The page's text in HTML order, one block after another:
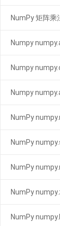
NumPy 矩阵乘
Numpy
Numpy
Numpy
NumPy
NumPy
NumPy
NumPy
NumPy